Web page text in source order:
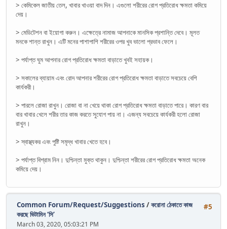
> কেমিকেল জাতীয় তেল, খাবার খাওয়া বাদ দিন। এগুলো শরীরের রোগ প্রতিরোধ ক্ষমতা কমিয়ে
দেয়।
> মেডিটেশন বা ইয়োগা করুন। এক্ষেত্রে নামাজ আপনাকে মানসিক প্রশান্তি দেবে। মূলত
মনকে শান্ত রাখুন। এটি মনের পাশাপাশি শরীরের ওপর খুব ভালো প্রভাব ফেলে।
> পর্যাপ্ত ঘুম আপনার রোগ প্রতিরোধ ক্ষমতা বাড়াতে খুবই সহায়ক।
> সকালের ব্যায়াম এবং রোদ আপনার শরীরের রোগ প্রতিরোধ ক্ষমতা বাড়াতে সবচেয়ে বেশি
কার্যকরী।
> পারলে রোজা রাখুন। রোজা বা না খেয়ে থাকা রোগ প্রতিরোধ ক্ষমতা বাড়াতে পারে। কারণ বার
বার খাবার খেলে শরীর তার কাজ করতে সুযোগ পায় না। এজন্য সবচেয়ে কার্যকরী হলো রোজা
রাখুন।
> স্বাস্থ্যকর এবং পুষ্টি সমৃদ্ধ খাবার খেতে হবে।
> পর্যাপ্ত বিশ্রাম নিন। দুশ্চিন্তা মুক্ত থাকুন। দুশ্চিন্তা শরীরের রোগ প্রতিরোধ ক্ষমতা অনেক
কমিয়ে দেয়।
#5
Common Forum/Request/Suggestions /করোনা ঠেকাতে কাজ
করছে ভিটামিন ‘সি’
March 03, 2020, 05:03:21 PM